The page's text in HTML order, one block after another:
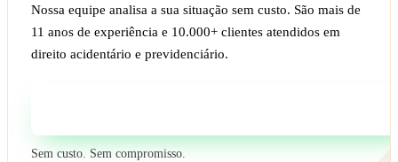
Nossa equipe analisa a sua situação sem custo. São mais de
11 anos de experiência e 10.000+ clientes atendidos em
direito acidentário e previdenciário.
Sem custo. Sem compromisso.